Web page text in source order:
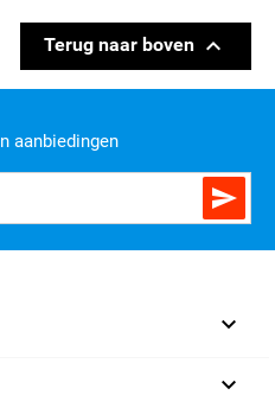
Terug naar boven 
aanbiedingen


